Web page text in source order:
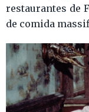
restaurantes de
de comida